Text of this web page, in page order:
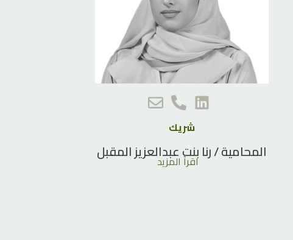
شريك
المحامية / رنا بنت عبدالعزيز المقبل
اقرأ المزيد